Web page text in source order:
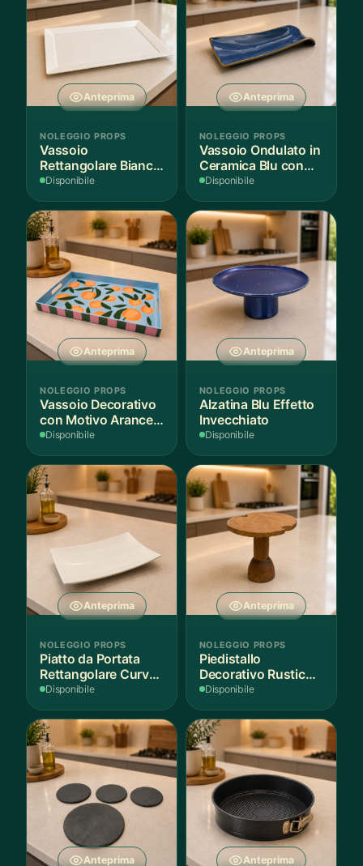
Anteprima
NOLEGGIO PROPS
Vassoio
Rettangolare Bianco
per Scenografie
Disponibile
Anteprima
NOLEGGIO PROPS
Vassoio Ondulato in
Ceramica Blu con
Bordo Dorato
Disponibile
Anteprima
NOLEGGIO PROPS
Vassoio Decorativo
con Motivo Arance e
Foglie
Disponibile
Anteprima
NOLEGGIO PROPS
Alzatina Blu Effetto
Invecchiato
Disponibile
Anteprima
NOLEGGIO PROPS
Piatto da Portata
Rettangolare Curvo
Bianco
Disponibile
Anteprima
NOLEGGIO PROPS
Piedistallo
Decorativo Rustico
in Legno
Disponibile
Anteprima Anteprima